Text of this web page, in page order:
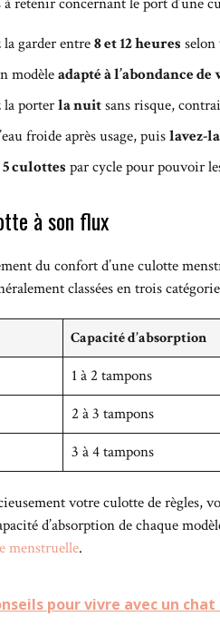
garder entre8 et 12 heures
modèleadapté à l’abondance de
la porterla nuitsans risque,
froide après usage, puislavez-la
5 culottes par cycle pour pouvoir
à son flux
du confort d’une culotte
classées en trois
Capacité d’absorption
1 à 2 tampons
2 à 3 tampons
3 à 4 tampons
votre culotte de règles,
d’absorption de chaque
menstruelle.
pour vivre avec un